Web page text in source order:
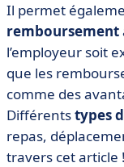
Il permet
remboursement
l’employeur soit
que les
comme des
Différentstypes
repas,
travers cet article !